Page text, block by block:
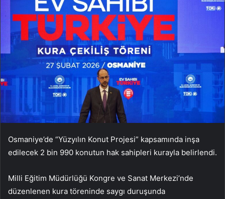
Osmaniye’de “Yüzyılın Konut Projesi” kapsamında inşa
edilecek 2 bin 990 konutun hak sahipleri kurayla belirlendi.
Milli Eğitim Müdürlüğü Kongre ve Sanat Merkezi’nde
düzenlenen kura töreninde saygı duruşunda